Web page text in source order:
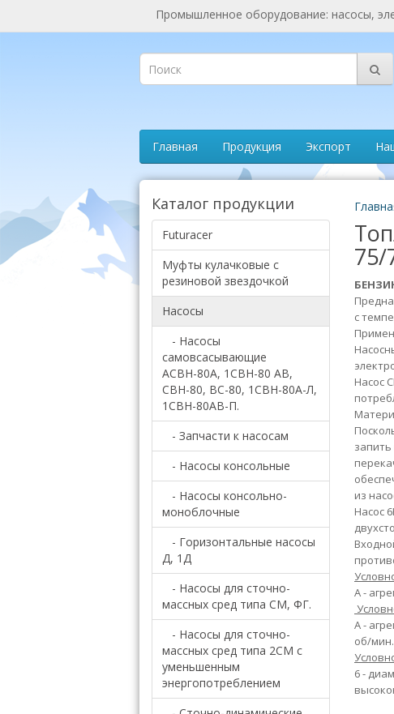
Промышленное оборудование: насосы,
Главная Продукция Экспорт
Каталог продукции
Futuracer
Муфты кулачковые с
резиновой звездочкой
Насосы
- Насосы
самовсасывающие
АСВН-80А, 1СВН-80 АВ,
СВН-80, ВС-80, 1СВН-80А-Л,
1СВН-80АВ-П.
- Запчасти к насосам
- Насосы консольные
- Насосы консольно-
моноблочные
- Горизонтальные насосы
Д, 1Д
- Насосы для сточно-
массных сред типа СМ, ФГ.
- Насосы для сточно-
массных сред типа 2СМ c
уменьшенным
энергопотреблением
с
Насос
из
Насос
А-
А-
об/мин.
6-